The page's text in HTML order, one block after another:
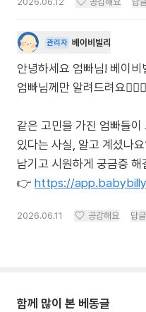
관리자 베이비빌리
안녕하세요 엄빠님! 베이
엄빠님께만 알려드려요
같은 고민을 가진 엄빠들이
있다는 사실, 알고 계셨나
남기고 시원하게 궁금증
👉 https://
2026.06.11 공감해요 답
함께 많이 본 베동글